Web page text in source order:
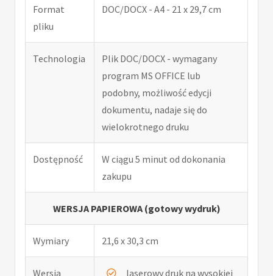
Format
pliku
DOC/DOCX - A4 - 21 x 29,7 cm
Technologia
Plik DOC/DOCX - wymagany
program MS OFFICE lub
podobny, możliwość edycji
dokumentu, nadaje się do
wielokrotnego druku
Dostępność
W ciągu 5 minut od dokonania
zakupu
WERSJA PAPIEROWA (gotowy wydruk)
Wymiary 21,6 x 30,3 cm
Wersja laserowy druk na wysokiej